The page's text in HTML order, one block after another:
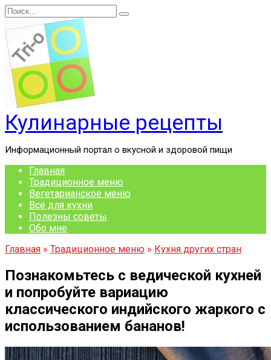
Перейти
к
содержанию
Search
for:
Кулинарные рецепты
Информационный портал о вкусной и здоровой пищи
Главная
Традиционное меню
Вегетарианское меню
Всё для кухни
Полезны советы
Обо мне
Главная » Традиционное меню » Кухня других стран
Познакомьтесь с ведической кухней
и попробуйте вариацию
классического индийского жаркого с
использованием бананов!